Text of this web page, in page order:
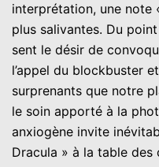
interprétation, une note
plus salivantes. Du
sent le désir de
l’appel du blockbuster
surprenants que notre
le soin apporté à la
anxiogène invite
Dracula » à la table des